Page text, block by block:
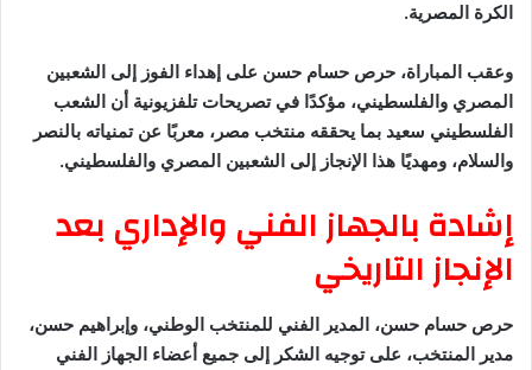
الكرة المصرية.
وعقب المباراة، حرص حسام حسن على إهداء الفوز إلى الشعبين
المصري والفلسطيني، مؤكدًا في تصريحات تلفزيونية أن الشعب
الفلسطيني سعيد بما يحققه منتخب مصر، معربًا عن تمنياته بالنصر
والسلام، ومهديًا هذا الإنجاز إلى الشعبين المصري والفلسطيني.
إشادة بالجهاز الفني والإداري بعد
الإنجاز التاريخي
حرص حسام حسن، المدير الفني للمنتخب الوطني، وإبراهيم حسن،
مدير المنتخب، على توجيه الشكر إلى جميع أعضاء الجهاز الفني